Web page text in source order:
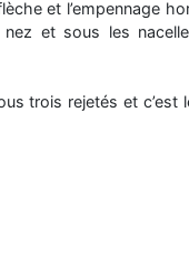
et l’empennage
nez et sous les
trois rejetés et c’est